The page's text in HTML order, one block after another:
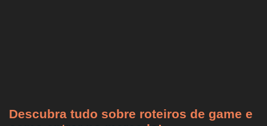
Descubra tudo sobre roteiros de game e